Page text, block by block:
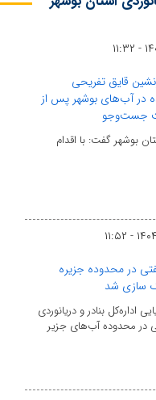
صادر شد
قایق تفریحی
در آب‌های بوشهر پس از
جست‌وجو
بوشهر گفت: با اقدام
در محدوده جزیره
سازی شد
اداره‌کل بنادر و دریانوردی
محدوده آب‌های جزیر